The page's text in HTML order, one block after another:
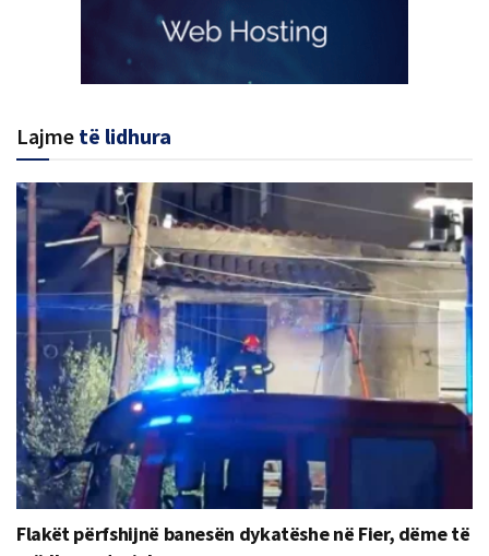
Lajme të lidhura
Flakët përfshijnë banesën dykatëshe në Fier, dëme të